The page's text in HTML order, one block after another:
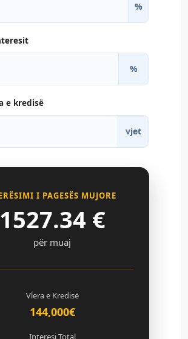
%
%
e kredisë
vjet
I PAGESËS MUJORE
1527.34 €
për muaj
Vlera e Kredisë
144,000€
Interesi Total